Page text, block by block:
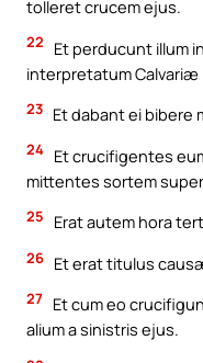
tolleret crucem ejus.
22
Et perducunt illum
interpretatum Calvariæ
23 Et dabant ei bibere
24 Et crucifigentes
mittentes sortem
25 Erat autem hora
26 Et erat titulus
27 Et cum eo
alium a sinistris ejus.